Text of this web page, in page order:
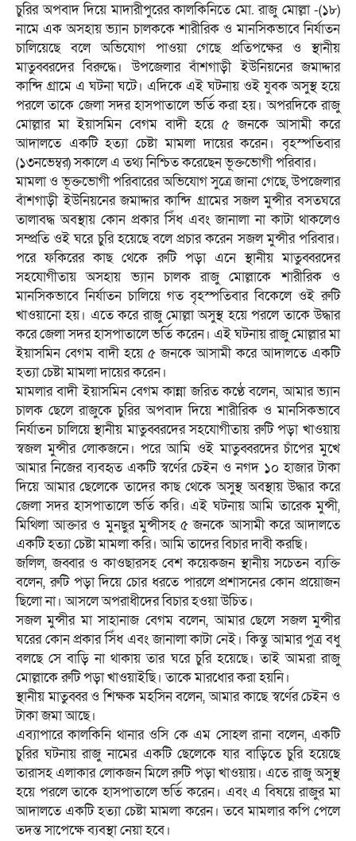
চুরির অপবাদ দিয়ে মাদারীপুরের কালকিনিতে মো. রাজু মোল্লা -(১৮)
নামে এক অসহায় ভ্যান চালককে শারীরিক ও মানসিকভাবে নির্যাতন
চালিয়েছে বলে অভিযোগ পাওয়া গেছে প্রতিপক্ষের ও স্থানীয়
মাতুব্বরদের বিরুদ্ধে। উপজেলার বাঁশগাড়ী ইউনিয়নের জমাদ্দার
কান্দি গ্রামে এ ঘটনা ঘটে। এদিকে এই ঘটনায় ওই যুবক অসুস্থ হয়ে
পরলে তাকে জেলা সদর হাসপাতালে ভর্তি করা হয়। অপরদিকে রাজু
মোল্লার মা ইয়াসমিন বেগম বাদী হয়ে ৫ জনকে আসামী করে
আদালতে একটি হত্যা চেষ্টা মামলা দায়ের করেন। বৃহস্পতিবার
(১৩নভেম্বর) সকালে এ তথ্য নিশ্চিত করেছেন ভূক্তভোগী পরিবার।
মামলা ও ভূক্তভোগী পরিবারের অভিযোগ সুত্রে জানা গেছে, উপজেলার
বাঁশগাড়ী ইউনিয়নের জমাদ্দার কান্দি গ্রামের সজল মুন্সীর বসতঘরে
তালাবদ্ধ অবস্থায় কোন প্রকার সিঁধ এবং জানালা না কাটা থাকলেও
সম্প্রতি ওই ঘরে চুরি হয়েছে বলে প্রচার করেন সজল মুন্সীর পরিবার।
পরে ফকিরের কাছ থেকে রুটি পড়া এনে স্থানীয় মাতুব্বরদের
সহযোগীতায় অসহায় ভ্যান চালক রাজু মোল্লাকে শারীরিক ও
মানসিকভাবে নির্যাতন চালিয়ে গত বৃহস্পতিবার বিকেলে ওই রুটি
খাওয়ানো হয়। এতে করে রাজু মোল্লা অসুস্থ হয়ে পরলে তাকে উদ্ধার
করে জেলা সদর হাসপাতালে ভর্তি করেন। এই ঘটনায় রাজু মোল্লার মা
ইয়াসমিন বেগম বাদী হয়ে ৫ জনকে আসামী করে আদালতে একটি
হত্যা চেষ্টা মামলা দায়ের করেন।
মামলার বাদী ইয়াসমিন বেগম কান্না জরিত কণ্ঠে বলেন, আমার ভ্যান
চালক ছেলে রাজুকে চুরির অপবাদ দিয়ে শারীরিক ও মানসিকভাবে
নির্যাতন চালিয়ে স্থানীয় মাতুব্বরদের সহযোগীতায় রুটি পড়া খাওয়ায়
স্বজল মুন্সীর লোকজনে। পরে আমি ওই মাতুব্বরদের চাঁপের মুখে
আমার নিজের ব্যবহৃত একটি স্বর্ণের চেইন ও নগদ ১০ হাজার টাকা
দিয়ে আমার ছেলেকে তাদের কাছ থেকে অসুস্থ অবস্থায় উদ্ধার করে
জেলা সদর হাসপাতালে ভর্তি করি। এই ঘটনায় আমি তারেক মুন্সী,
মিথিলা আক্তার ও মুনছুর মুন্সীসহ ৫ জনকে আসামী করে আদালতে
একটি হত্যা চেষ্টা মামলা করি। আমি তাদের বিচার দাবী করছি।
জলিল, জব্বার ও কাওছারসহ বেশ কয়েকজন স্থানীয় সচেতন ব্যক্তি
বলেন, রুটি পড়া দিয়ে চোর ধরতে পারলে প্রশাসনের কোন প্রয়োজন
ছিলো না। আসলে অপরাধীদের বিচার হওয়া উচিত।
সজল মুন্সীর মা সাহানাজ বেগম বলেন, আমার ছেলে সজল মুন্সীর
ঘরের কোন প্রকার সিঁধ এবং জানালা কাটা নেই। কিন্তু আমার পুত্র বধু
বলছে সে বাড়ি না থাকায় তার ঘরে চুরি হয়েছে। তাই আমরা রাজু
মোল্লাকে রুটি পড়া খাওয়াইছি। তাকে মারধোর করা হয়নি।
স্থানীয় মাতুব্বর ও শিক্ষক মহসিন বলেন, আমার কাছে স্বর্ণের চেইন ও
টাকা জমা আছে।
এব্যাপারে কালকিনি থানার ওসি কে এম সোহল রানা বলেন, একটি
চুরির ঘটনায় রাজু নামের একটি ছেলেকে যার বাড়িতে চুরি হয়েছে
তারাসহ এলাকার লোকজন মিলে রুটি পড়া খাওয়ায়। এতে রাজু অসুস্থ
হয়ে পরলে তাকে হাসপাতালে ভর্তি করেন। এবং এ বিষয়ে রাজুর মা
আদালতে একটি হত্যা চেষ্টা মামলা করেন। তবে মামলার কপি পেলে
তদন্ত সাপেক্ষে ব্যবস্থা নেয়া হবে।